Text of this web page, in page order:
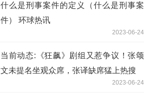
什么是刑事案件的定义（什么是刑事案
件） 环球热讯
2023-06-24
当前动态:《狂飙》剧组又惹争议！张颂
文未提名坐观众席，张译缺席猛上热搜
2023-06-24